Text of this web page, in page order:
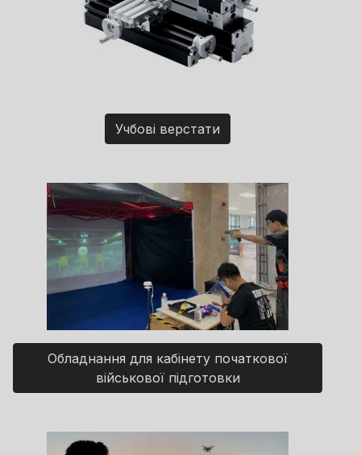
Учбові верстати
Обладнання для кабінету початкової
військової підготовки